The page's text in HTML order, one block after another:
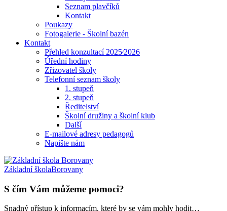
Seznam plavčíků
Kontakt
Poukazy
Fotogalerie - Školní bazén
Kontakt
Přehled konzultací 2025⁄2026
Úřední hodiny
Zřizovatel školy
Telefonní seznam školy
1. stupeň
2. stupeň
Ředitelství
Školní družiny a školní klub
Další
E-mailové adresy pedagogů
Napište nám
Základní školaBorovany
S čím Vám můžeme pomoci?
Snadný přístup k informacím, které by se vám mohly hodit…